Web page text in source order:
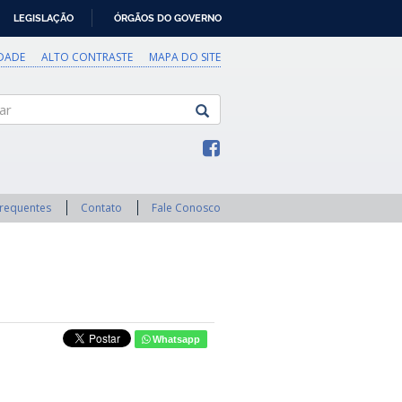
LEGISLAÇÃO ÓRGÃOS DO GOVERNO
ALTO CONTRASTE MAPA DO SITE
Contato Fale Conosco
Whatsapp